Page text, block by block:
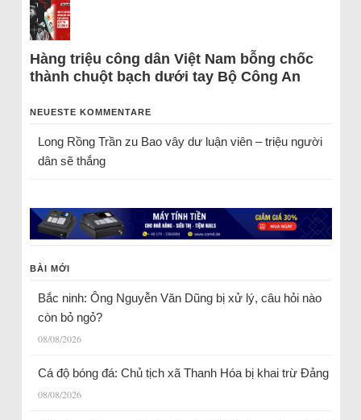
Hàng triệu công dân Việt Nam bỗng chốc
thành chuột bạch dưới tay Bộ Công An
NEUESTE KOMMENTARE
Long Rồng Trầnzu Bao vây dư luận viên – triệu người
dân sẽ thắng
BÀI MỚI
Bắc ninh: Ông Nguyễn Văn Dũng bị xử lý, câu hỏi nào
còn bỏ ngỏ?
08/08/2026
Cá độ bóng đá: Chủ tịch xã Thanh Hóa bị khai trừ Đảng
08/08/2026